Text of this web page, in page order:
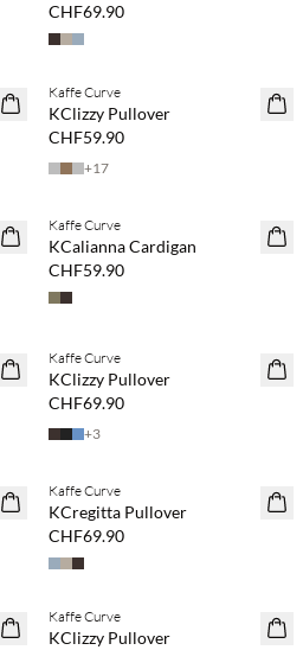
CHF69.90
NEUHEITEN
Kaufe mind. 2 & spare 20 %
Kaffe Curve
KClizzy Pullover
CHF59.90
+17
NEUHEITEN
Kaffe Curve
KCalianna Cardigan
CHF59.90
NEUHEITEN
Kaffe Curve
KClizzy Pullover
CHF69.90
+3
NEUHEITEN
Kaffe Curve
KCregitta Pullover
CHF69.90
NEUHEITEN
Kaufe mind. 2 & spare 20 %
Kaffe Curve
KClizzy Pullover